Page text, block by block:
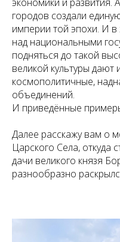
городов создали
империи той эпохи. И
над национальными
подняться до такой
великой культуры дают
космополитичные,
объединений.
И приведённые
Далее расскажу вам о
Царского Села, откуда
дачи великого князя
разнообразно